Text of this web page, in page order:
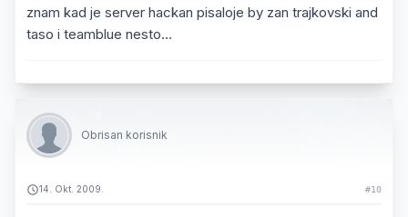
znam kad je server hackan pisaloje by zan trajkovski and
taso i teamblue nesto...
Obrisan korisnik
14. Okt. 2009. #10